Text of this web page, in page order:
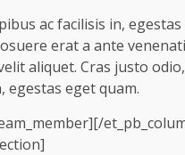
ac facilisis in,
erat a ante
aliquet. Cras justo
egestas eget quam.